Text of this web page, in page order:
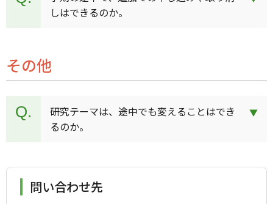
しはできるのか。
その他
研究テーマは、途中でも変えることはでき
るのか。
問い合わせ先